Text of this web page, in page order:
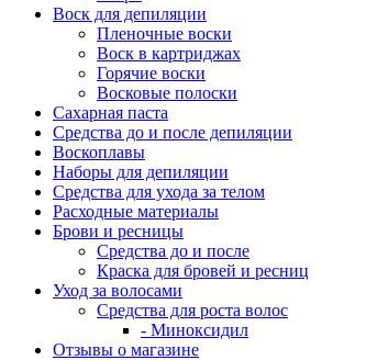
Воск для депиляции
Пленочные воски
Воск в картриджах
Горячие воски
Восковые полоски
Сахарная паста
Средства до и после депиляции
Воскоплавы
Наборы для депиляции
Средства для ухода за телом
Расходные материалы
Брови и ресницы
Средства до и после
Краска для бровей и ресниц
Уход за волосами
Средства для роста волос
- Миноксидил
Отзывы о магазине